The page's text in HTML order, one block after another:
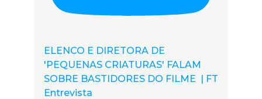
ELENCO E DIRETORA DE
'PEQUENAS CRIATURAS' FALAM
SOBRE BASTIDORES DO FILME | FT
Entrevista